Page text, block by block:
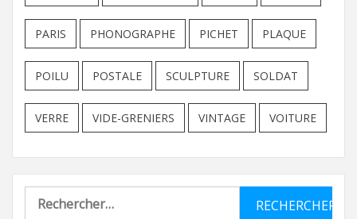
PARIS PHONOGRAPHE PICHET PLAQUE
POILU POSTALE SCULPTURE SOLDAT
VERRE VIDE-GRENIERS VINTAGE VOITURE
Rechercher :